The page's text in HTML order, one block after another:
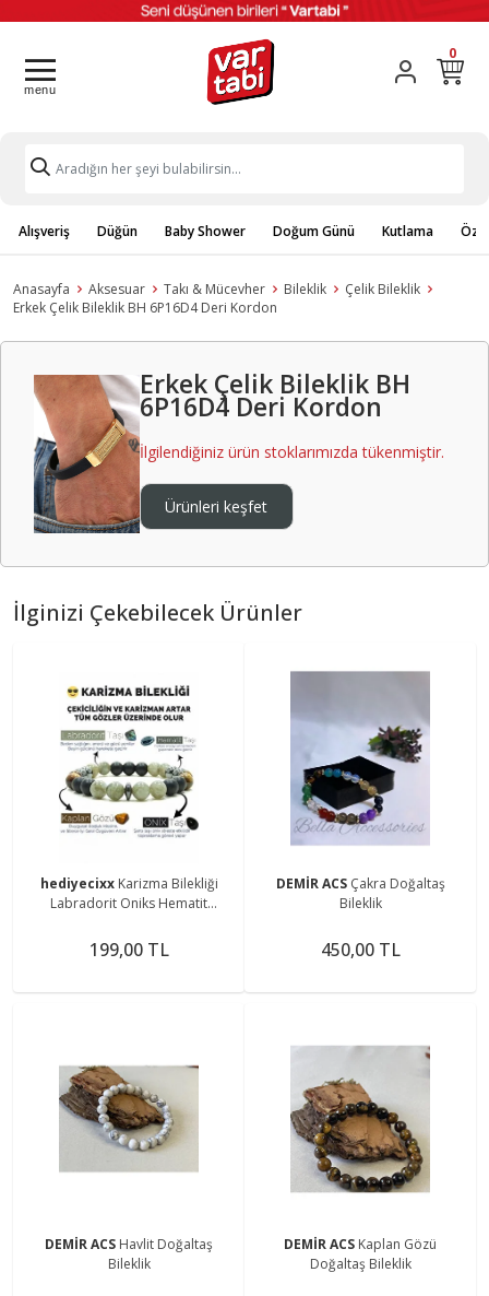
0
Alışveriş Düğün Baby Shower Doğum Günü Kutlama
Anasayfa Aksesuar Takı & Mücevher Bileklik
Çelik Bileklik
Erkek Çelik Bileklik BH 6P16D4 Deri Kordon
Erkek Çelik Bileklik BH
6P16D4 Deri Kordon
İlgilendiğiniz ürün stoklarımızda tükenmiştir.
Ürünleri keşfet
İlginizi Çekebilecek Ürünler
hediyecixx Karizma Bilekliği
Labradorit Oniks Hematit
199,00 TL
DEMİR ACS Çakra Doğaltaş
Bileklik
450,00 TL
DEMİR ACS Havlit Doğaltaş
Bileklik
DEMİR ACS Kaplan Gözü
Doğaltaş Bileklik